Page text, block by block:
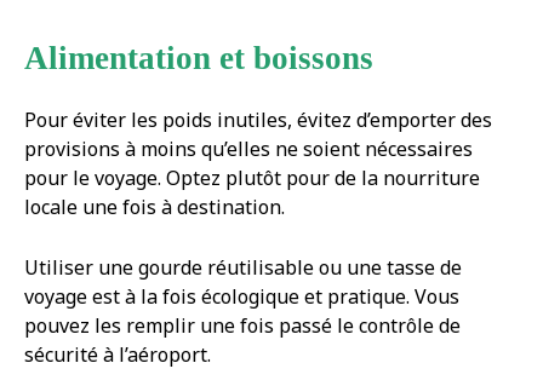
Alimentation et boissons
Pour éviter les poids inutiles, évitez d’emporter des
provisions à moins qu’elles ne soient nécessaires
pour le voyage. Optez plutôt pour de la nourriture
locale une fois à destination.
Utiliser une gourde réutilisable ou une tasse de
voyage est à la fois écologique et pratique. Vous
pouvez les remplir une fois passé le contrôle de
sécurité à l’aéroport.